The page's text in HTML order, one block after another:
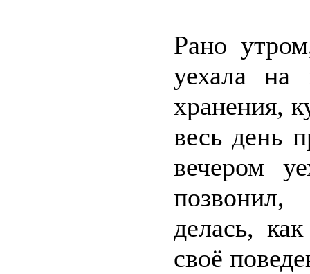
Рано
уехала на
хранения,
весь день
вечером
позвонил,
делась,
своё